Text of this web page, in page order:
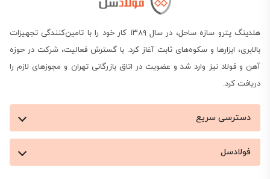
هلدینگ پترو سازه ساحل، در سال ۱۳۸۹ کار خود را با تامین‌کنندگی تجهیزات
بالابری، ابزارها و سکوه‌های ثابت آغاز کرد. با گسترش فعالیت، شرکت در حوزه
آهن و فولاد نیز وارد شد و عضویت در اتاق بازرگانی تهران و مجوزهای لازم را
دریافت کرد.
دسترسی سریع
فولادسل